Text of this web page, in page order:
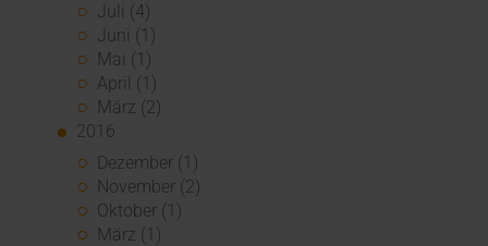
Juli (4)
Juni (1)
Mai (1)
April (1)
März (2)
2016
Dezember (1)
November (2)
Oktober (1)
März (1)